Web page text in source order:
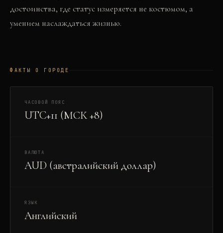
достоинства, где статус измеряется не костюмом, а
умением наслаждаться жизнью.
ФАКТЫ О ГОРОДЕ
ЧАСОВОЙ ПОЯС
UTC+11 (МСК +8)
ВАЛЮТА
AUD (австралийский доллар)
ЯЗЫК
Английский